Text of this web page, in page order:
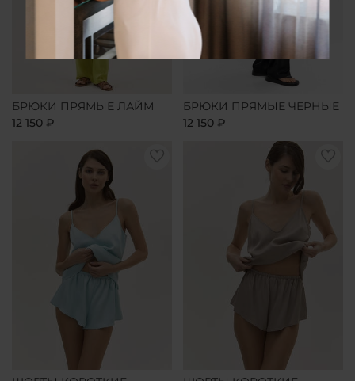
БРЮКИ ПРЯМЫЕ ЛАЙМ
12 150 ₽
БРЮКИ ПРЯМЫЕ ЧЕРНЫЕ
12 150 ₽